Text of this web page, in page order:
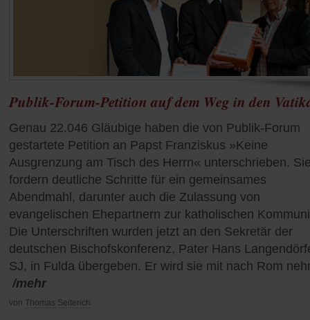
Publik-Forum-Petition auf dem Weg in den
Genau 22.046 Gläubige haben die von Publik-Forum
gestartete Petition an Papst Franziskus »Keine
Ausgrenzung am Tisch des Herrn« unterschrieben.
fordern deutliche Schritte für ein gemeinsames
Abendmahl, darunter auch die Zulassung von
evangelischen Ehepartnern zur katholischen
Die Unterschriften wurden jetzt an den Sekretär der
deutschen Bischofskonferenz, Pater Hans
SJ, in Fulda übergeben. Er wird sie mit nach Rom
/mehr
von Thomas Seiterich